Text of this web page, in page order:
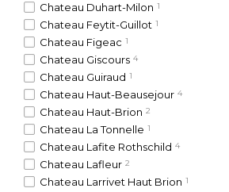
Chateau Duhart-Milon 1
Chateau Feytit-Guillot 1
Chateau Figeac 1
Chateau Giscours 4
Chateau Guiraud 1
Chateau Haut-Beausejour 4
Chateau Haut-Brion 2
Chateau La Tonnelle 1
Chateau Lafite Rothschild 4
Chateau Lafleur 2
Chateau Larrivet Haut Brion 1